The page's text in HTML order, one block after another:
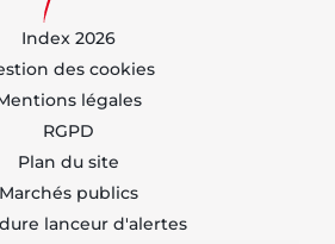
Index 2026
des cookies
légales
RGPD
Plan du site
Marchés publics
lanceur d'alertes